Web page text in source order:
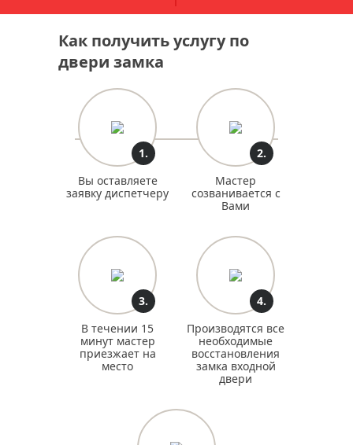
Как получить услугу по
двери замка
1.
Вы оставляете
заявку диспетчеру
2.
Мастер
созванивается с
Вами
3.
В течении 15
минут мастер
приезжает на
место
4.
Производятся все
необходимые
восстановления
замка входной
двери